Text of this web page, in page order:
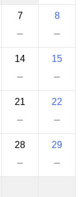
7
－
8
－
14
－
15
－
21
－
22
－
28
－
29
－